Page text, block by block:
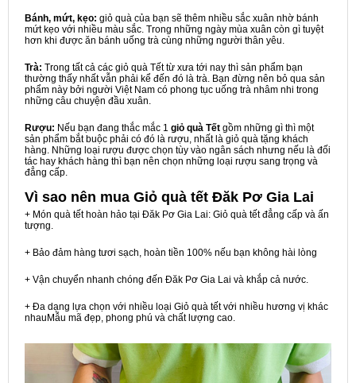
Bánh, mứt, kẹo: giỏ quà của bạn sẽ thêm nhiều sắc xuân nhờ bánh
mứt kẹo với nhiều màu sắc. Trong những ngày mùa xuân còn gì tuyệt
hơn khi được ăn bánh uống trà cùng những người thân yêu.
Trà: Trong tất cả các giỏ quà Tết từ xưa tới nay thì sản phẩm bạn
thường thấy nhất vẫn phải kể đến đó là trà. Bạn đừng nên bỏ qua sản
phẩm này bởi người Việt Nam có phong tục uống trà nhâm nhi trong
những câu chuyện đầu xuân.
Rượu: Nếu bạn đang thắc mắc 1 giỏ quà Tết gồm những gì thì một
sản phẩm bắt buộc phải có đó là rượu, nhất là giỏ quà tặng khách
hàng. Những loại rượu được chọn tùy vào ngân sách nhưng nếu là đối
tác hay khách hàng thì bạn nên chọn những loại rượu sang trọng và
đẳng cấp.
Vì sao nên mua Giỏ quà tết Đăk Pơ Gia Lai
+ Món quà tết hoàn hảo tại Đăk Pơ Gia Lai: Giỏ quà tết đẳng cấp và ấn
tượng.
+ Bảo đảm hàng tươi sạch, hoàn tiền 100% nếu bạn không hài lòng
+ Vận chuyển nhanh chóng đến Đăk Pơ Gia Lai và khắp cả nước.
+ Đa dạng lựa chọn với nhiều loại Giỏ quà tết với nhiều hương vị khác
nhauMẫu mã đẹp, phong phú và chất lượng cao.